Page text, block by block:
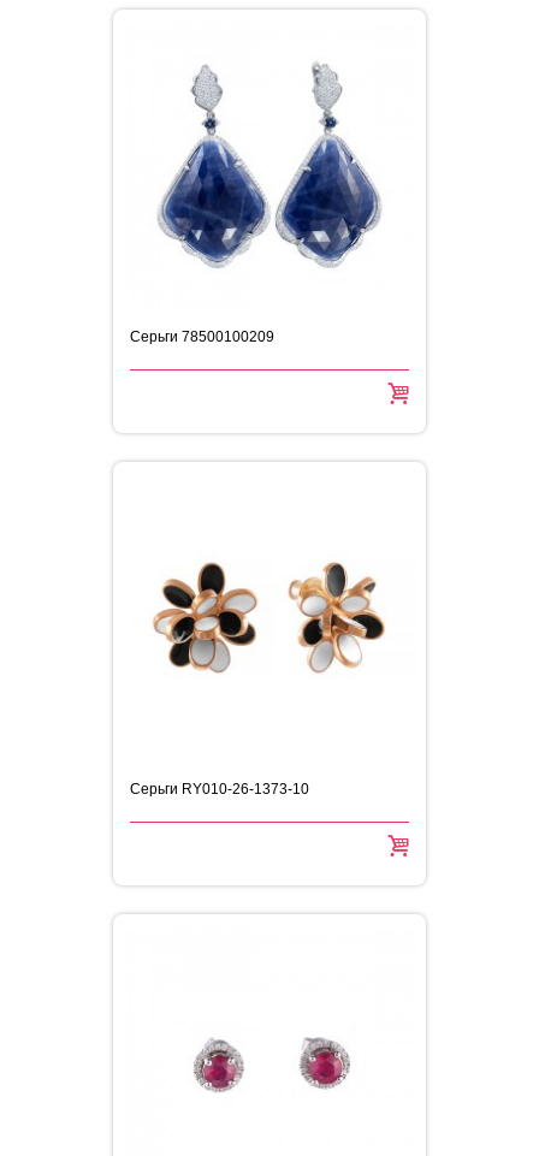
Серьги 78500100209
Серьги RY010-26-1373-10